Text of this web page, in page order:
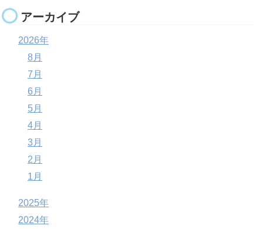
アーカイブ
2026年
8月
7月
6月
5月
4月
3月
2月
1月
2025年
2024年